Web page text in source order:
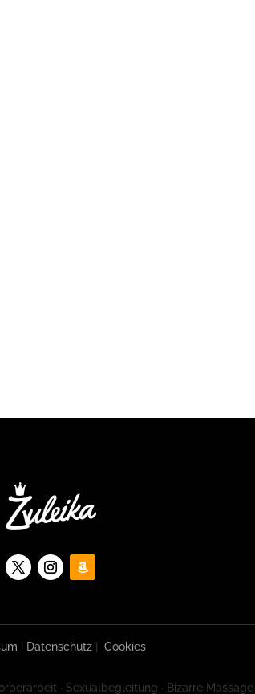
| Datenschutz| Cookies
· Sexualbegleitung · Bizarre